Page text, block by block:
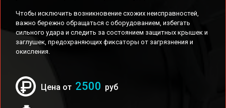
Чтобы исключить возникновение схожих неисправностей,
важно бережно обращаться с оборудованием, избегать
сильного удара и следить за состоянием защитных крышек и
заглушек, предохраняющих фиксаторы от загрязнения и
окисления.
Цена от 2500 руб